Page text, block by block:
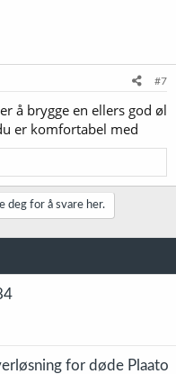
#7
å brygge en ellers god øl
er komfortabel med
deg for å svare her.
for døde Plaato